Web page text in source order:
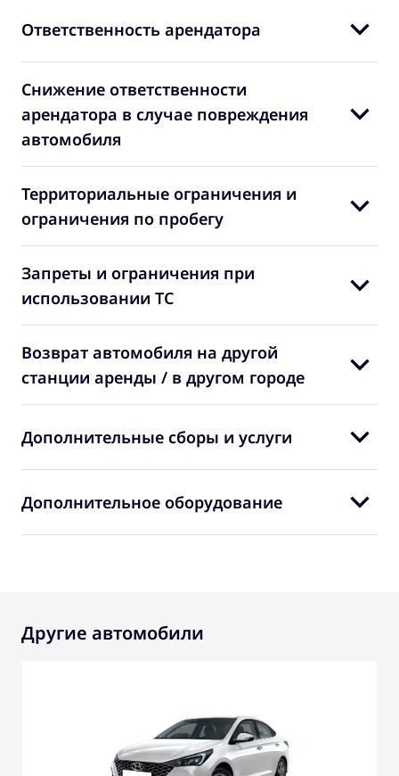
Ответственность арендатора
Снижение ответственности
арендатора в случае повреждения
автомобиля
Территориальные ограничения и
ограничения по пробегу
Запреты и ограничения при
использовании ТС
Возврат автомобиля на другой
станции аренды / в другом городе
Дополнительные сборы и услуги
Дополнительное оборудование
Другие автомобили